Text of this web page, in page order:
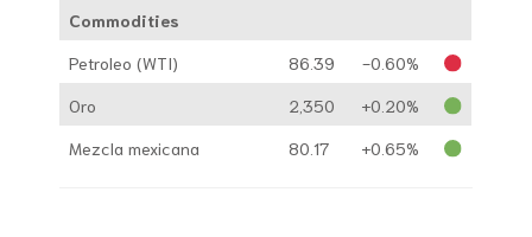
Commodities
Petroleo (WTI)
86.39
-0.60%
Oro
2,350
+0.20%
Mezcla mexicana
80.17 +0.65%